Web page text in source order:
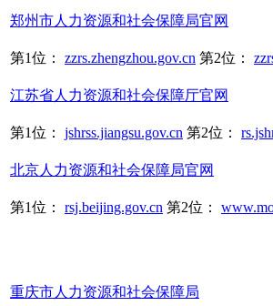
郑州市人力资源和社会保障局官网
第1位： zzrs.zhengzhou.gov.cn 第2位：
江苏省人力资源和社会保障厅官网
第1位： jshrss.jiangsu.gov.cn 第2位：
北京人力资源和社会保障局官网
第1位： rsj.beijing.gov.cn 第2位：
重庆市人力资源和社会保障局